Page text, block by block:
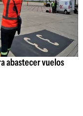
abastecer vuelos